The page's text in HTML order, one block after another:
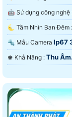
🌜 Tầm Nhìn Ban Đêm :
🔩 Mẫu Camera Ip67
️♚ Khả Năng : Thu Âm.